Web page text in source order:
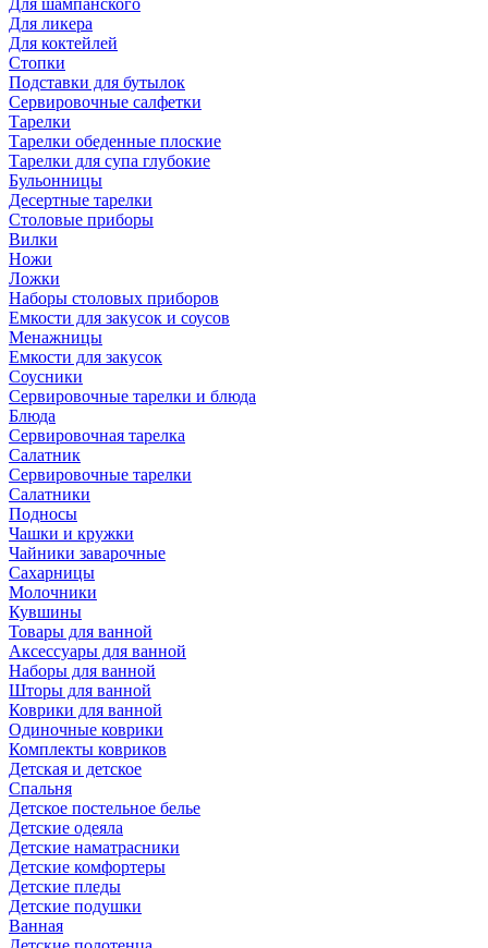
Для шампанского
Для ликера
Для коктейлей
Стопки
Подставки для бутылок
Сервировочные салфетки
Тарелки
Тарелки обеденные плоские
Тарелки для супа глубокие
Бульонницы
Десертные тарелки
Столовые приборы
Вилки
Ножи
Ложки
Наборы столовых приборов
Емкости для закусок и соусов
Менажницы
Емкости для закусок
Соусники
Сервировочные тарелки и блюда
Блюда
Сервировочная тарелка
Салатник
Сервировочные тарелки
Салатники
Подносы
Чашки и кружки
Чайники заварочные
Сахарницы
Молочники
Кувшины
Товары для ванной
Аксессуары для ванной
Наборы для ванной
Шторы для ванной
Коврики для ванной
Одиночные коврики
Комплекты ковриков
Детская и детское
Спальня
Детское постельное белье
Детские одеяла
Детские наматрасники
Детские комфортеры
Детские пледы
Детские подушки
Ванная